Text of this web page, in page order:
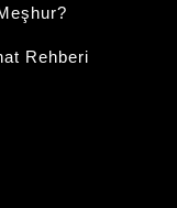
Rehberi